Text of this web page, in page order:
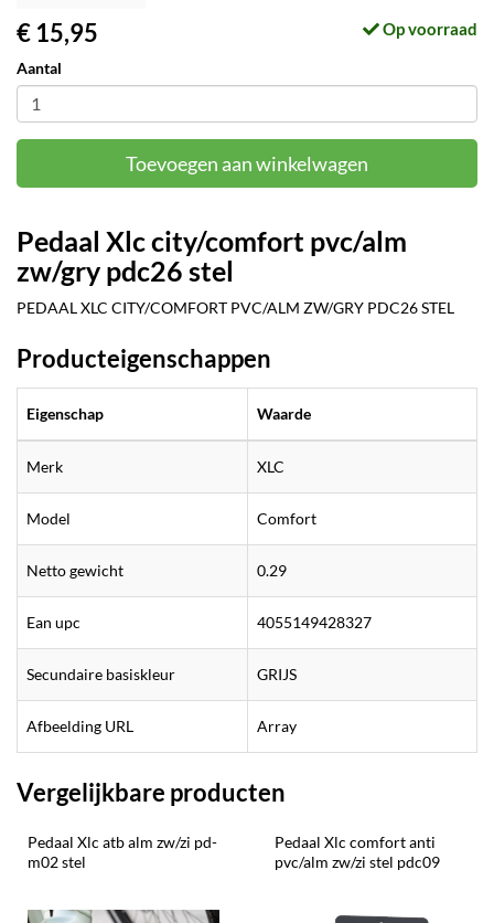
€ 15,95 Op voorraad
Aantal
Toevoegen aan winkelwagen
Pedaal Xlc city/comfort pvc/alm
zw/gry pdc26 stel
PEDAAL XLC CITY/COMFORT PVC/ALM ZW/GRY PDC26 STEL
Producteigenschappen
Eigenschap Waarde
Merk XLC
Model Comfort
Netto gewicht 0.29
Ean upc 4055149428327
Secundaire basiskleur GRIJS
Afbeelding URL Array
Vergelijkbare producten
Pedaal Xlc atb alm zw/zi pd-
m02 stel
Pedaal Xlc comfort anti
pvc/alm zw/zi stel pdc09